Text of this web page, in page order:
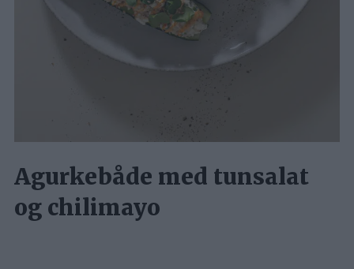
Agurkebåde med tunsalat
og chilimayo